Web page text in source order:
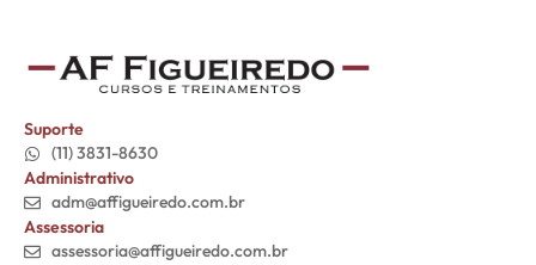
Suporte
(11) 3831-8630
Administrativo
adm@affigueiredo.com.br
Assessoria
assessoria@affigueiredo.com.br